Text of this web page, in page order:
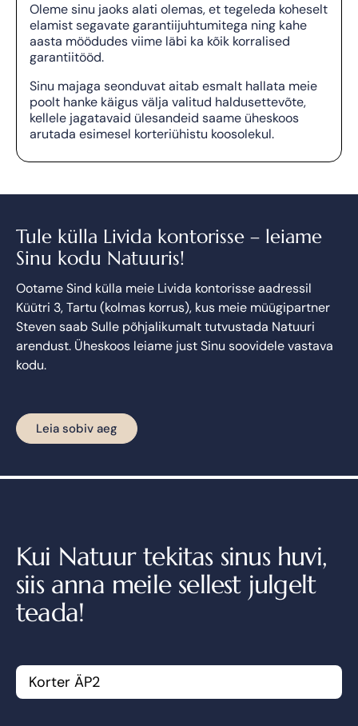
Oleme sinu jaoks alati olemas, et tegeleda koheselt
elamist segavate garantiijuhtumitega ning kahe
aasta möödudes viime läbi ka kõik korralised
garantiitööd.
Sinu majaga seonduvat aitab esmalt hallata meie
poolt hanke käigus välja valitud haldusettevõte,
kellele jagatavaid ülesandeid saame üheskoos
arutada esimesel korteriühistu koosolekul.
Tule külla Livida kontorisse – leiame
Sinu kodu Natuuris!
Ootame Sind külla meie Livida kontorisse aadressil
Küütri 3, Tartu (kolmas korrus), kus meie müügipartner
Steven saab Sulle põhjalikumalt tutvustada Natuuri
arendust. Üheskoos leiame just Sinu soovidele vastava
kodu.
Leia sobiv aeg
Kui Natuur tekitas sinus huvi,
siis anna meile sellest julgelt
teada!
Korter ÄP2